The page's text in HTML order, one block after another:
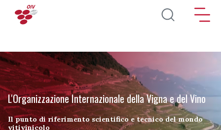
Salta al contenuto principale
L'Organizzazione Internazionale della Vigna e del Vino
Il punto di riferimento scientifico e tecnico del mondo
vitivinicolo